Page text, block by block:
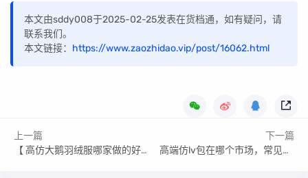
本文由sddy008于2025-02-25发表在货档通，如有疑问，请
联系我们。
本文链接： https://www.zaozhidao.vip/post/16062.html
上一篇
【 高仿大鹅羽绒服哪家做的好】档口货源微信
下一篇
高端仿lv包在哪个市场，常见的购买渠道收藏